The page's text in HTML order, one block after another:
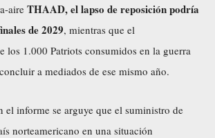
aire THAAD, el lapso de reposición podría
de 2029, mientras que el
los 1.000 Patriots consumidos en la guerra
a mediados de ese mismo año.
el informe se arguye que el suministro de
norteamericano en una situación